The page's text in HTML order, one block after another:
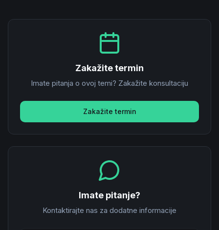
Zakažite termin
Imate pitanja o ovoj temi? Zakažite konsultaciju
Zakažite termin
Imate pitanje?
Kontaktirajte nas za dodatne informacije